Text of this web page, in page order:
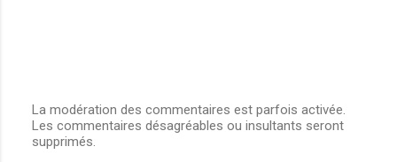
E
n
La modération des commentaires est parfois activée.
Les commentaires désagréables ou insultants seront
supprimés.